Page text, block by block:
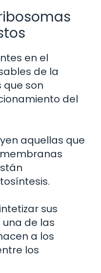
en el
de la
son
del
aquellas que
sus
de las
a los
los